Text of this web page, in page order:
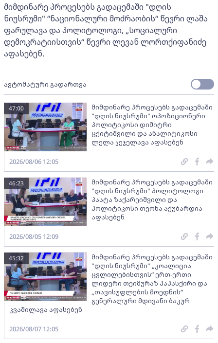
მიმდინარე პროცესებს გადაცემაში "დღის
ნიუსრუმი" “ნაციონალური მოძრაობის“ წევრი ლაშა
ფარულავა და პოლიტოლოგი, „სოციალური
დემოკრატიისთვის“ წევრი ლევან ლორთქიფანიძე
აფასებენ.
ავტომატური გადართვა
მიმდინარე პროცესებს გადაცემაში
"დღის ნიუსრუმი" ოპოზიციონერი
პოლიტიკოსი დიმიტრი
ცქიტიშვილი და ანალიტიკოსი
ლელა ჯეჯელავა აფასებენ
47:00
2026/08/06 12:05
მიმდინარე პროცესებს გადაცემაში
"დღის ნიუსრუმი" პოლიტოლოგი
პაატა ზაქარეიშვილი და
პოლიტიკოსი თეონა აქუბარდია
აფასებენ
46:23
2026/08/05 12:09
მიმდინარე პროცესებს გადაცემაში
"დღის ნიუსრუმი" „კოალიცია
ცვლილებისთვის“ ერთ-ერთი
ლიდერი თეიმურაზ პაპასქირი და
„თავისუფლების მოედნის“
გენერალური მდივანი ბაკურ
კვაშილავა აფასებენ
45:32
2026/08/07 12:05